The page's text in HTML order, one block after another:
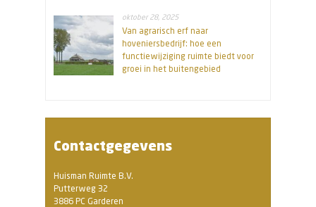
oktober 28, 2025
Van agrarisch erf naar
hoveniersbedrijf: hoe een
functiewijziging ruimte biedt voor
groei in het buitengebied
Contactgegevens
Huisman Ruimte B.V.
Putterweg 32
3886 PC Garderen